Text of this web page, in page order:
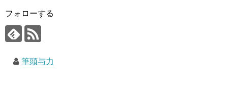
フォローする
筆頭与力